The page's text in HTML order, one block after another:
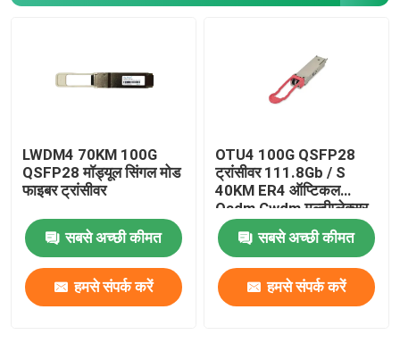
LWDM4 70KM 100G
QSFP28 मॉड्यूल सिंगल मोड
फाइबर ट्रांसीवर
सबसे अच्छी कीमत
हमसे संपर्क करें
OTU4 100G QSFP28
ट्रांसीवर 111.8Gb / S
40KM ER4 ऑप्टिकल
Oadm Cwdm मल्टीप्लेक्सर
के लिए
सबसे अच्छी कीमत
हमसे संपर्क करें